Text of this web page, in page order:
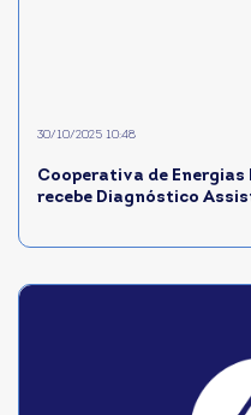
Cooperativa de
recebe Diagnóstico
30/10/2025 10:48